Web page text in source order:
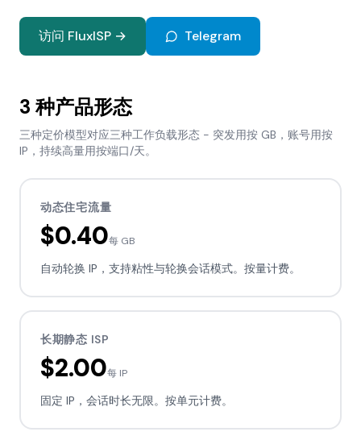
访问 FluxISP → Telegram
3 种产品形态
三种定价模型对应三种工作负载形态 - 突发用按 GB，账号用按
IP，持续高量用按端口/天。
动态住宅流量
$0.40每 GB
自动轮换 IP，支持粘性与轮换会话模式。按量计费。
长期静态 ISP
$2.00每 IP
固定 IP，会话时长无限。按单元计费。